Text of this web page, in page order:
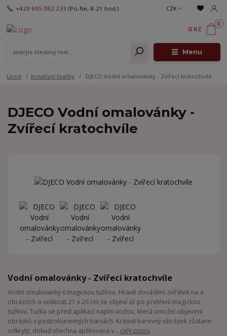
Menu
CZK
+420 605 062 233 (Po-Ne, 8-21 hod.)
0
0 Kč
Úvod Kreativní hračky DJECO Vodní omalovánky - Zvířecí kratochvíle
DJECO Vodní omalovánky -
Zvířecí kratochvíle
Vodní omalovánky - Zvířecí kratochvíle
Vodní omalovánky s magickou tužkou. Hravé dovádění zvířátek na 4
obrázcích o velikosti 21 x 26 cm se objeví až po přetření magickou
tužkou. Tužka se před aplikací naplní vodou, která umožní objevení
obrázků v pestrobarevných barvách. Krásně barevný obrázek zůstane
odkrytý, dokud všechna aplikovaná v... celý popis